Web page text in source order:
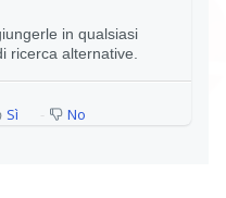
in qualsiasi
ricerca alternative.
Sì No